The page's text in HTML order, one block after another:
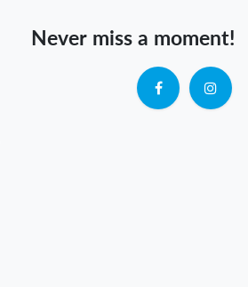
Never miss a moment!